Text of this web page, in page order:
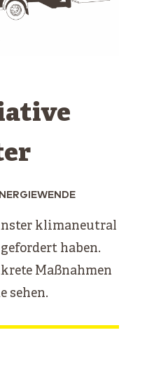
klimaneutral
haben.
Maßnahmen
sehen.